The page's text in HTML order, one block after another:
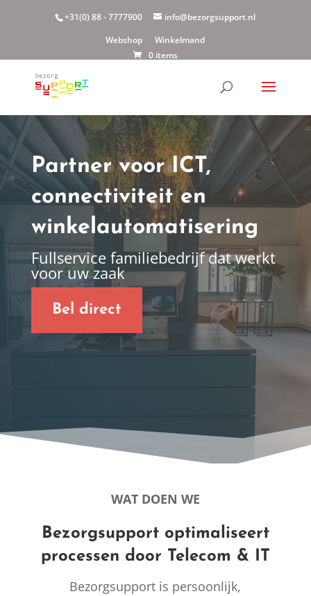
+31(0) 88 - 7777900
info@bezorgsupport.nl
Webshop
Winkelmand
0 items
Partner voor ICT,
connectiviteit en
winkelautomatisering
Fullservice familiebedrijf dat werkt
voor uw zaak
Bel direct
WAT DOEN WE
Bezorgsupport optimaliseert
processen door Telecom & IT
Bezorgsupport is persoonlijk,